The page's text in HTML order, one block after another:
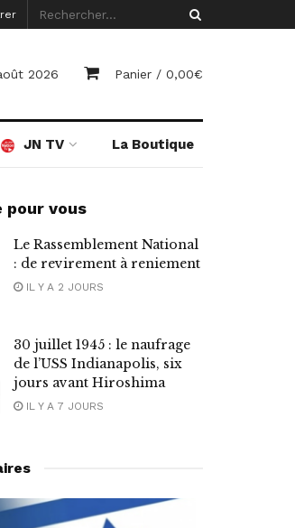
2026 Panier / 0,00€
JN TV La Boutique
pour vous
Le Rassemblement National
: de revirement à reniement
IL Y A 2 JOURS
30 juillet 1945 : le naufrage
de l’USS Indianapolis, six
jours avant Hiroshima
IL Y A 7 JOURS